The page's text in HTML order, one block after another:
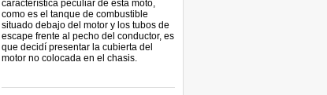
característica peculiar de esta moto,
como es el tanque de combustible
situado debajo del motor y los tubos de
escape frente al pecho del conductor, es
que decidí presentar la cubierta del
motor no colocada en el chasis.